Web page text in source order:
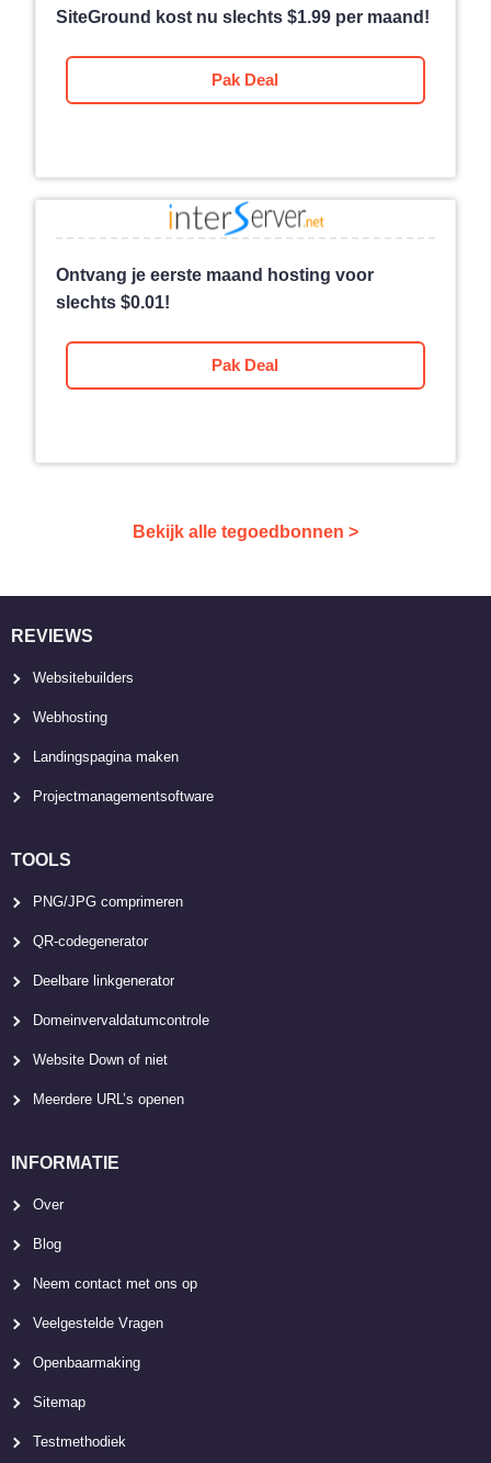
SiteGround kost nu slechts $1.99per maand!
Pak Deal
Ontvang je eerste maand hosting voor
slechts $0.01!
Pak Deal
Bekijk alle tegoedbonnen >
REVIEWS
Websitebuilders
Webhosting
Landingspagina maken
Projectmanagementsoftware
TOOLS
PNG/JPG comprimeren
QR-codegenerator
Deelbare linkgenerator
Domeinvervaldatumcontrole
Website Down of niet
Meerdere URL’s openen
INFORMATIE
Over
Blog
Neem contact met ons op
Veelgestelde Vragen
Openbaarmaking
Sitemap
Testmethodiek